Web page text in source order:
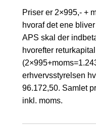
Priser er 2×995,- +
hvoraf det ene
APS skal der
hvorefter
erhvervsstyrelsen
96.172,50. Samlet
inkl. moms.